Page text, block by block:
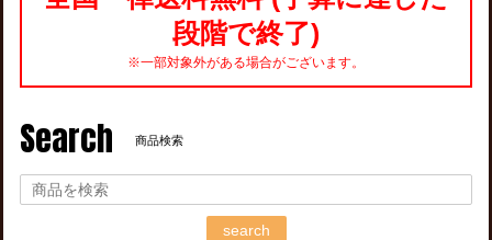
段階で終了)
※一部対象外がある場合がございます。
Search 商品検索
search